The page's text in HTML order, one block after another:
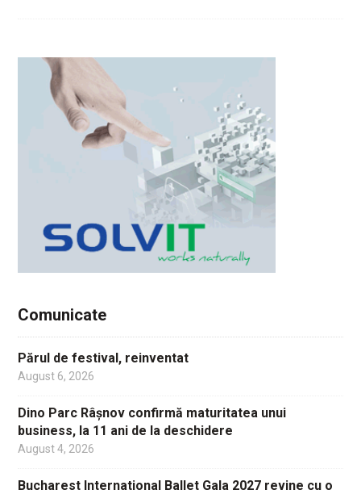
Comunicate
Părul de festival, reinventat
August 6, 2026
Dino Parc Râșnov confirmă maturitatea unui
business, la 11 ani de la deschidere
August 4, 2026
Bucharest International Ballet Gala 2027 revine cu o